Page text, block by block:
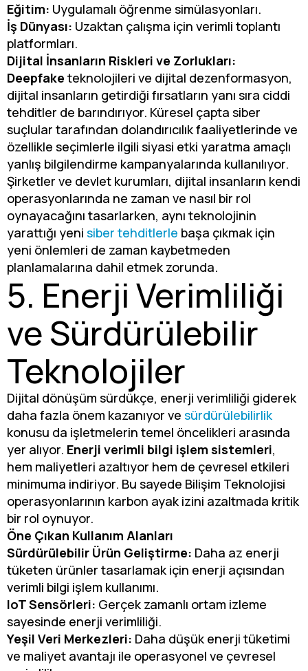
Eğitim: Uygulamalı öğrenme simülasyonları.
İş Dünyası: Uzaktan çalışma için verimli toplantı
platformları.
Dijital İnsanların Riskleri ve Zorlukları:
Deepfake teknolojileri ve dijital dezenformasyon,
dijital insanların getirdiği fırsatların yanı sıra ciddi
tehditler de barındırıyor. Küresel çapta siber
suçlular tarafından dolandırıcılık faaliyetlerinde ve
özellikle seçimlerle ilgili siyasi etki yaratma amaçlı
yanlış bilgilendirme kampanyalarında kullanılıyor.
Şirketler ve devlet kurumları, dijital insanların kendi
operasyonlarında ne zaman ve nasıl bir rol
oynayacağını tasarlarken, aynı teknolojinin
yarattığı yeni siber tehditlerle başa çıkmak için
yeni önlemleri de zaman kaybetmeden
planlamalarına dahil etmek zorunda.
5. Enerji Verimliliği
ve Sürdürülebilir
Teknolojiler
Dijital dönüşüm sürdükçe, enerji verimliliği giderek
daha fazla önem kazanıyor ve sürdürülebilirlik
konusu da işletmelerin temel öncelikleri arasında
yer alıyor. Enerji verimli bilgi işlem sistemleri,
hem maliyetleri azaltıyor hem de çevresel etkileri
minimuma indiriyor. Bu sayede Bilişim Teknolojisi
operasyonlarının karbon ayak izini azaltmada kritik
bir rol oynuyor.
Öne Çıkan Kullanım Alanları
Sürdürülebilir Ürün Geliştirme: Daha az enerji
tüketen ürünler tasarlamak için enerji açısından
verimli bilgi işlem kullanımı.
IoT Sensörleri: Gerçek zamanlı ortam izleme
sayesinde enerji verimliliği.
Yeşil Veri Merkezleri: Daha düşük enerji tüketimi
ve maliyet avantajı ile operasyonel ve çevresel